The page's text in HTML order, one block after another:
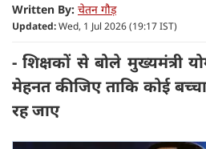
Written By: चेतन गौड़
Updated:Wed, 1 Jul 2026 (19:17 IST)
- शिक्षकों से बोले मुख्यमंत्री
मेहनत कीजिए ताकि कोई
रह जाए